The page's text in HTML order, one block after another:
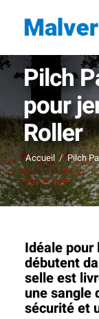
Pilch
pour
Roller
Accueil / Pilch
Idéale pour
débutent
selle est
une sangle
sécurité et